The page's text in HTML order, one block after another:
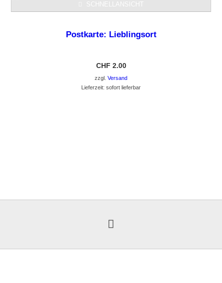
SCHNELLANSICHT
Postkarte: Lieblingsort
CHF 2.00
zzgl. Versand
Lieferzeit: sofort lieferbar